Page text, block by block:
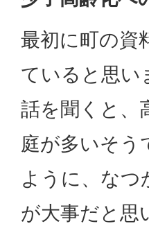
最初に町の資
ていると思い
話を聞くと、
庭が多いそう
ように、な
が大事だと思